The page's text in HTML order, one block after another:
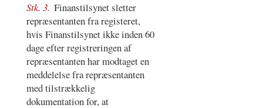
Stk. 3. Finanstilsynet sletter
repræsentanten fra registeret,
hvis Finanstilsynet ikke inden 60
dage efter registreringen af
repræsentanten har modtaget en
meddelelse fra repræsentanten
med tilstrækkelig
dokumentation for, at